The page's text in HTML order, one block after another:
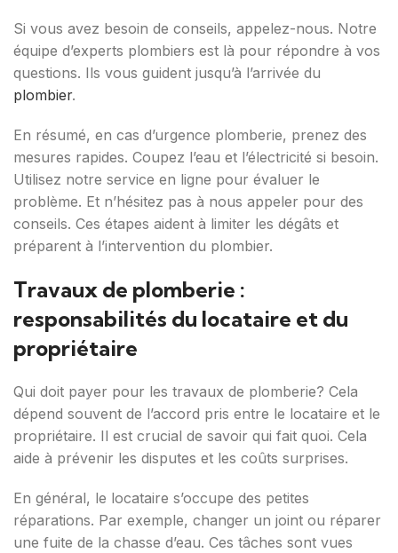
Si vous avez besoin de conseils, appelez-nous. Notre
équipe d’experts plombiers est là pour répondre à vos
questions. Ils vous guident jusqu’à l’arrivée du
plombier.
En résumé, en cas d’urgence plomberie, prenez des
mesures rapides. Coupez l’eau et l’électricité si besoin.
Utilisez notre service en ligne pour évaluer le
problème. Et n’hésitez pas à nous appeler pour des
conseils. Ces étapes aident à limiter les dégâts et
préparent à l’intervention du plombier.
Travaux de plomberie :
responsabilités du locataire et du
propriétaire
Qui doit payer pour les travaux de plomberie? Cela
dépend souvent de l’accord pris entre le locataire et le
propriétaire. Il est crucial de savoir qui fait quoi. Cela
aide à prévenir les disputes et les coûts surprises.
En général, le locataire s’occupe des petites
réparations. Par exemple, changer un joint ou réparer
une fuite de la chasse d’eau. Ces tâches sont vues